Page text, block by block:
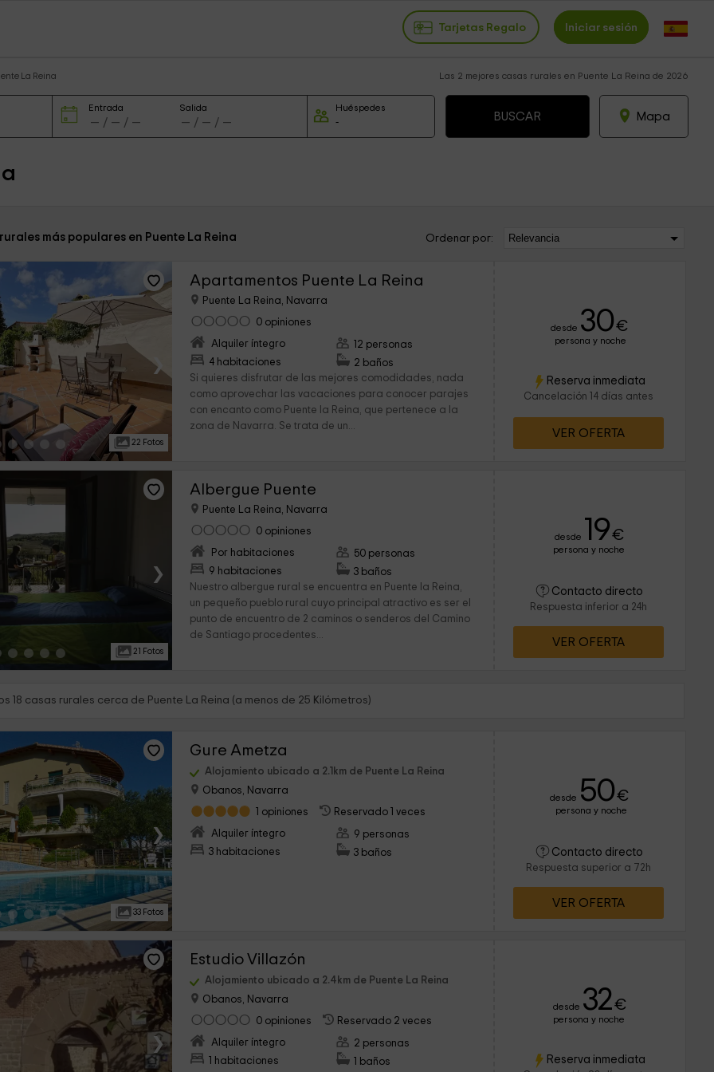
Tarjetas Regalo Iniciar sesión
La Reina Las 2 mejores casas rurales en Puente La Reina de 2026
Entrada Salida Huéspedes
Mapa
más populares en Puente La Reina Ordenar por:
›
22 Fotos
Apartamentos Puente La Reina
Puente La Reina, Navarra
0 opiniones
Alquiler íntegro
4 habitaciones
12 personas
2 baños
Si quieres disfrutar de las mejores comodidades, nada
como aprovechar las vacaciones para conocer parajes
con encanto como Puente la Reina, que pertenece a la
zona de Navarra. Se trata de un...
desde 30€
persona y noche
Reserva inmediata
Cancelación 14 días antes
VER OFERTA
›
21 Fotos
Albergue Puente
Puente La Reina, Navarra
0 opiniones
Por habitaciones
9 habitaciones
50 personas
3 baños
Nuestro albergue rural se encuentra en Puente la Reina,
un pequeño pueblo rural cuyo principal atractivo es ser el
punto de encuentro de 2 caminos o senderos del Camino
de Santiago procedentes...
desde 19€
persona y noche
Contacto directo
Respuesta inferior a 24h
VER OFERTA
18 casas rurales cerca de Puente La Reina (a menos de 25 Kilómetros)
›
33 Fotos
Gure Ametza
Alojamiento ubicado a 2.1km de Puente La Reina
Obanos, Navarra
1 opiniones
Reservado 1 veces
Alquiler íntegro
3 habitaciones
9 personas
3 baños
desde 50€
persona y noche
Contacto directo
Respuesta superior a 72h
VER OFERTA
›
Estudio Villazón
Alojamiento ubicado a 2.4km de Puente La Reina
Obanos, Navarra
0 opiniones
Reservado 2 veces
Alquiler íntegro
1 habitaciones
2 personas
1 baños
desde 32€
persona y noche
Reserva inmediata